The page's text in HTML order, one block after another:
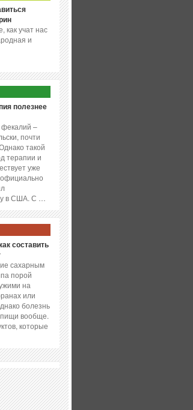
как учат нас
и
полезнее
–
почти
такой
терапии и
уже
в США. С …
составить
сахарным
порой
на
или
болезнь
пищи вообще.
которые